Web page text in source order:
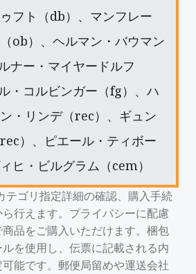
フト（db）、マンフレー
ob）、ヘルマン・バウマン
ナー・マイヤードルフ
・コルビンガー（fg）、ハ
・リンデ（rec）、ギュン
）、ピエール・ティボー
ヒ・ビルグラム（cem）
テゴリ指定詳細の確認、購入手続
行えます。プライバシーに配慮
品をご購入いただけます。梱包
を使用し、伝票に記載される内
能です。郵便局留めや運送会社